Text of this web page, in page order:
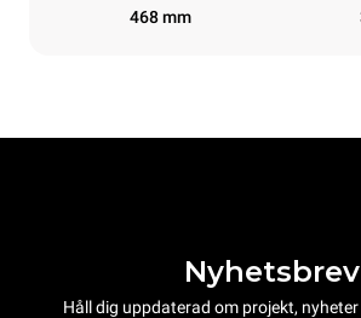
468 mm
Nyhetsbrev
Håll dig uppdaterad om projekt,